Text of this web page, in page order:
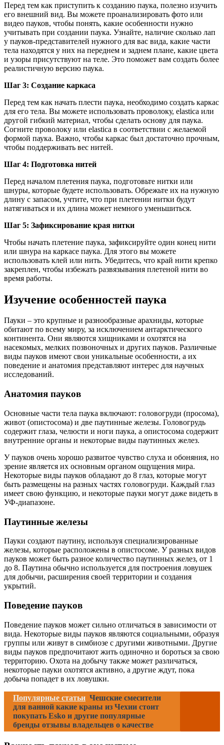
Перед тем как приступить к созданию паука, полезно изучить
его внешний вид. Вы можете проанализировать фото или
видео пауков, чтобы понять, какие особенности нужно
учитывать при создании паука. Узнайте, наличие сколько лап
у пауков-представителей нужного для вас вида, какие части
тела находятся у них на переднем и заднем плане, какие цвета
и узоры присутствуют на теле. Это поможет вам создать более
реалистичную версию паука.
Шаг 3: Создание каркаса
Перед тем как начать плести паука, необходимо создать каркас
для его тела. Вы можете использовать проволоку, elastica или
другой гибкий материал, чтобы сделать основу для паука.
Согните проволоку или elastica в соответствии с желаемой
формой паука. Важно, чтобы каркас был достаточно прочным,
чтобы поддерживать вес нитей.
Шаг 4: Подготовка нитей
Перед началом плетения паука, подготовьте нитки или
шнуры, которые будете использовать. Обрежьте их на нужную
длину с запасом, учтите, что при плетении нитки будут
натягиваться и их длина может немного уменьшиться.
Шаг 5: Зафиксирование края нитки
Чтобы начать плетение паука, зафиксируйте один конец нити
или шнура на каркасе паука. Для этого вы можете
использовать клей или нить. Убедитесь, что край нити крепко
закреплен, чтобы избежать развязывания плетеной нити во
время работы.
Изучение особенностей паука
Пауки – это крупные и разнообразные арахниды, которые
обитают по всему миру, за исключением антарктического
континента. Они являются хищниками и охотятся на
насекомых, мелких позвоночных и других пауков. Различные
виды пауков имеют свои уникальные особенности, а их
поведение и анатомия представляют интерес для научных
исследований.
Анатомия пауков
Основные части тела паука включают: головогруди (просома),
живот (опистосома) и две паутинные железы. Головогрудь
содержит глаза, челюсти и ноги паука, а опистосома содержит
внутренние органы и некоторые виды паутинных желез.
У пауков очень хорошо развитое чувство слуха и обоняния, но
зрение является их основным органом ощущения мира.
Некоторые виды пауков обладают до 8 глаз, которые могут
быть размещены на разных частях головогруди. Каждый глаз
имеет свою функцию, и некоторые пауки могут даже видеть в
УФ-диапазоне.
Паутинные железы
Пауки создают паутину, используя специализированные
железы, которые расположены в опистосоме. У разных видов
пауков может быть разное количество паутинных желез, от 1
до 8. Паутина обычно используется для построения ловушек
для добычи, расширения своей территории и создания
укрытий.
Поведение пауков
Поведение пауков может сильно отличаться в зависимости от
вида. Некоторые виды пауков являются социальными, образуя
группы или живут в симбиозе с другими животными. Другие
виды пауков предпочитают жить одиночно и бороться за свою
территорию. Охота на добычу также может различаться,
некоторые пауки охотятся активно, а другие ждут, пока
добыча попадет в их ловушки.
Популярные статьи Чешские смесители
для ванной какие краны из Чехии стоит
покупать Esko и другие популярные
бренды отзывы владельцев о качестве